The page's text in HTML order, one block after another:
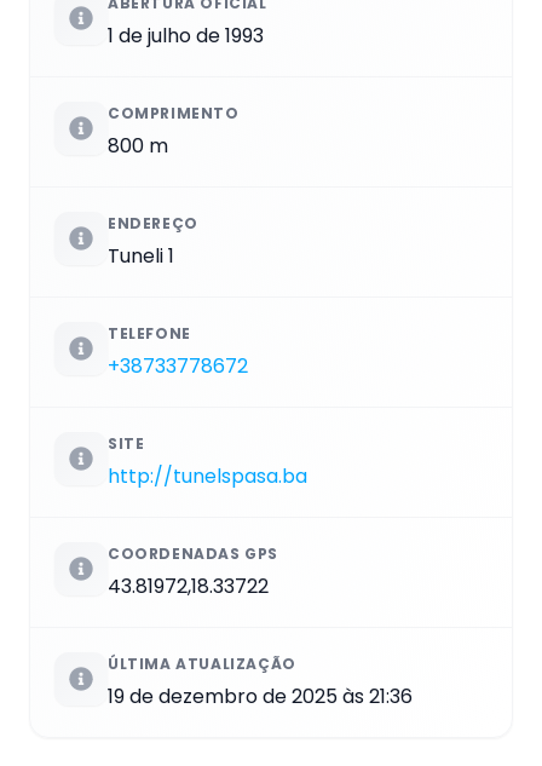
1 de julho de 1993
COMPRIMENTO
800 m
ENDEREÇO
Tuneli 1
TELEFONE
+38733778672
SITE
http://tunelspasa.ba
COORDENADAS GPS
43.81972,18.33722
ÚLTIMA ATUALIZAÇÃO
19 de dezembro de 2025 às 21:36